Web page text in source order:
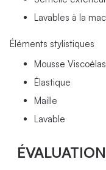
Lavables à la
Éléments stylistiques
Mousse
Élastique
Maille
Lavable